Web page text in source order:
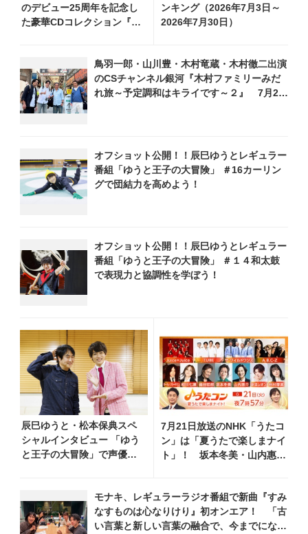
のデビュー25周年を記念し
た豪華CDコレクション『山
歌・名曲カバー、今作限定
のコンサート音源まで全164
曲収録
ンキング（2026年7月3日～
2026年7月30日）
鳥羽一郎・山川豊・木村竜蔵・木村徹二出演
のCSチャンネル銀河『木村ファミリーみだ
れ旅～予定調和はキライです～２』 7月25
オフショット公開！！辰巳ゆうとレギュラー
番組「ゆうと王子の大冒険」 ＃16カーリン
グで団結力を高めよう！
オフショット公開！！辰巳ゆうとレギュラー
番組「ゆうと王子の大冒険」 ＃１４和太鼓
で表現力と協調性を学ぼう！
辰巳ゆうと・松本保典スペ
シャルインタビュー 「ゆう
と王子の大冒険」で声優に
くのが不思議な感覚でし
た」
7月21日放送のNHK「うたコ
ン」は「夏うたで楽しまナイ
ト」！ 坂本冬美・山内惠
モナキ、レギュラーラジオ番組で新曲『すみ
なすものは心なりけり』初オンエア！ 「古
い言葉と新しい言葉の融合で、今までにない